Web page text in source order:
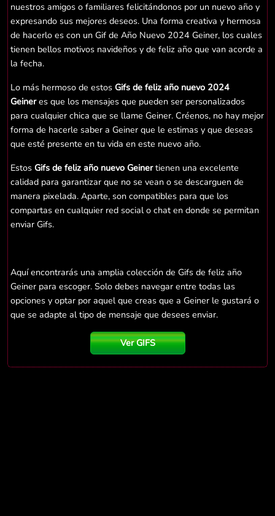
nuestros amigos o familiares felicitándonos por un nuevo año y
expresando sus mejores deseos. Una forma creativa y hermosa
de hacerlo es con un Gif de Año Nuevo 2024 Geiner, los cuales
tienen bellos motivos navideños y de feliz año que van acorde a
la fecha.
Lo más hermoso de estos Gifs de feliz año nuevo 2024
Geineres que los mensajes que pueden ser personalizados
para cualquier chica que se llame Geiner. Créenos, no hay mejor
forma de hacerle saber a Geiner que le estimas y que deseas
que esté presente en tu vida en este nuevo año.
Estos Gifs de feliz año nuevo Geinertienen una excelente
calidad para garantizar que no se vean o se descarguen de
manera pixelada. Aparte, son compatibles para que los
compartas en cualquier red social o chat en donde se permitan
enviar Gifs.
Aquí encontrarás una amplia colección de Gifs de feliz año
Geiner para escoger. Solo debes navegar entre todas las
opciones y optar por aquel que creas que a Geiner le gustará o
que se adapte al tipo de mensaje que desees enviar.
Ver GIFS